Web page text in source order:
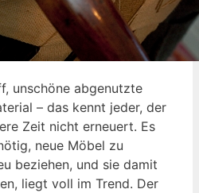
unschöne abgenutzte
– das kennt jeder, der
Zeit nicht erneuert. Es
neue Möbel zu
beziehen, und sie damit
liegt voll im Trend. Der